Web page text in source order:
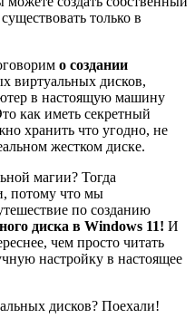
только в
о создании
виртуальных дисков,
в настоящую машину
как иметь секретный
хранить что угодно, не
жестком диске.
магии? Тогда
потому что мы
по созданию
диска в Windows 11! И
чем просто читать
настройку в настоящее
дисков? Поехали!